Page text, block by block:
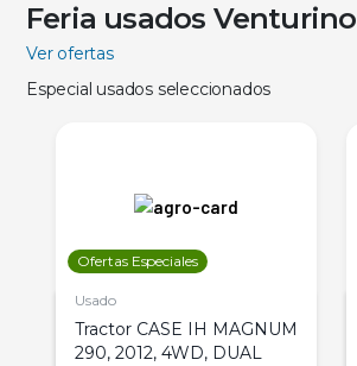
Feria usados Venturino
Ver ofertas
Especial usados seleccionados
Ofertas Especiales
Usado
Tractor CASE IH MAGNUM
290, 2012, 4WD, DUAL